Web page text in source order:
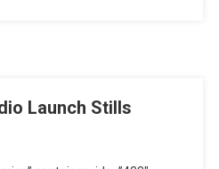
Launch Stills